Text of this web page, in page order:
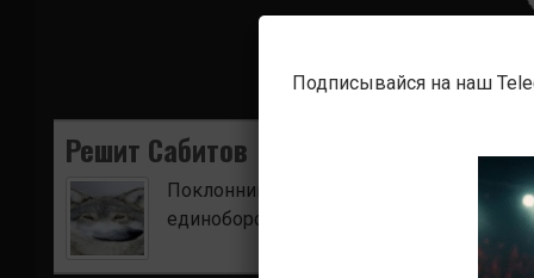
Решит Сабитов
Поклонник боевых искусств. Ищу для
единоборств.
Подписывайся на наш